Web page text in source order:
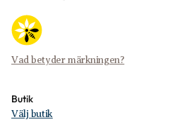
Vad betyder märkningen?
Butik
Välj butik